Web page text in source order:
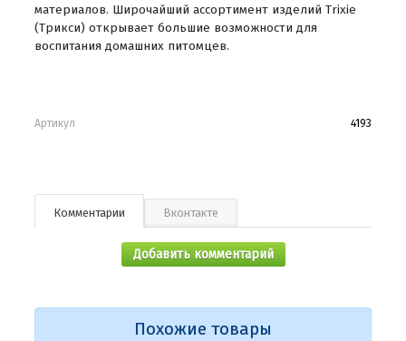
материалов. Широчайший ассортимент изделий Trixie
(Трикси) открывает большие возможности для
воспитания домашних питомцев.
Артикул 4193
Комментарии Вконтакте
Добавить комментарий
Похожие товары